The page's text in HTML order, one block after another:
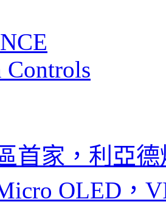
Controls
首家，利亞
OLED，